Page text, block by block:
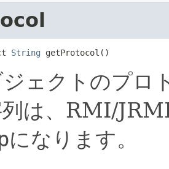
String getProtocol()
ェクトのプロ
は、RMI/
になります。